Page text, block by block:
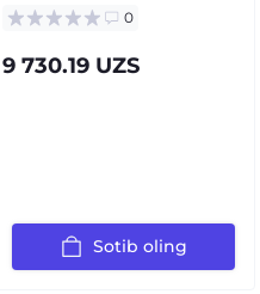
0
9 730.19 UZS
Sotib oling